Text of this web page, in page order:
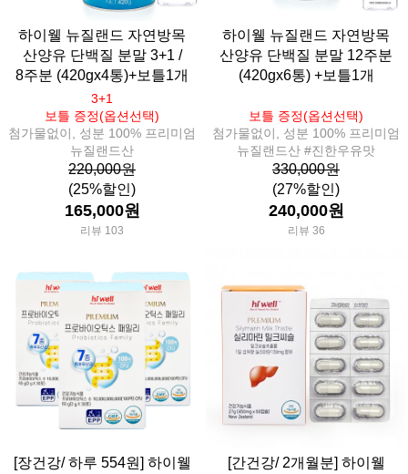
하이웰 뉴질랜드 자연방목
산양유 단백질 분말 3+1 /
8주분 (420gx4통)+보틀1개
3+1
보틀 증정(옵션선택)
첨가물없이, 성분 100% 프리미엄
뉴질랜드산
220,000원
(25%할인)
165,000원
리뷰 103
하이웰 뉴질랜드 자연방목
산양유 단백질 분말 12주분
(420gx6통) +보틀1개
보틀 증정(옵션선택)
첨가물없이, 성분 100% 프리미엄
뉴질랜드산 #진한우유맛
330,000원
(27%할인)
240,000원
리뷰 36
[장건강/ 하루 554원] 하이웰
[간건강/ 2개월분] 하이웰